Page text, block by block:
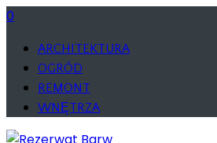
0
ARCHITEKTURA
OGRÓD
REMONT
WNĘTRZA